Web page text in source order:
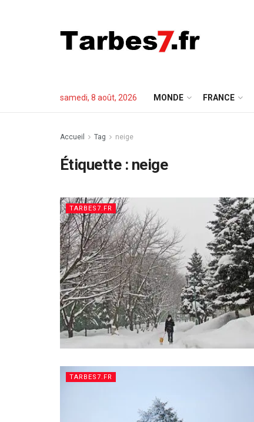
samedi, 8 août, 2026 MONDE FRANCE
Accueil Tag neige
Étiquette : neige
TARBES7.FR
TARBES7.FR